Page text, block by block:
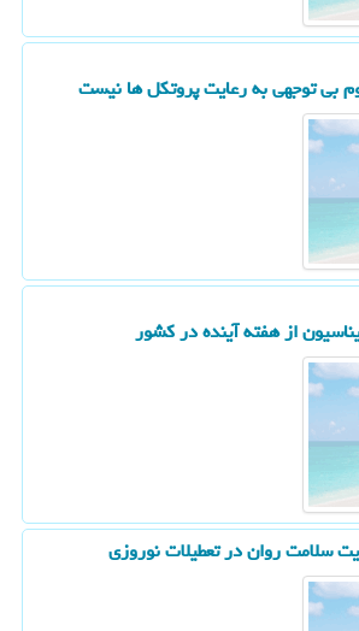
بی توجهی به رعایت پروتکل ها نیست
از هفته آینده در كشور
سلامت روان در تعطیلات نوروزی